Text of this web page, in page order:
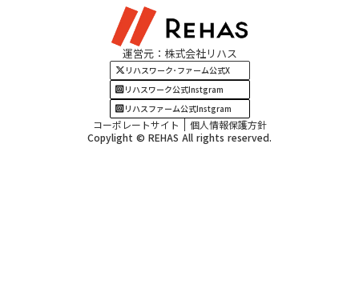
四国・九州エリア運営元：株式会社リハス
リハスワーク･ファーム公式X
リハスワーク公式Instgram
リハスファーム公式Instgram
コーポレートサイト
個人情報保護方針
Copylight © REHAS All rights reserved.